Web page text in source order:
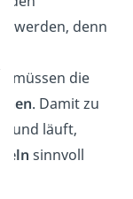
werden, denn
müssen die
. Damit zu
rund läuft,
sinnvoll